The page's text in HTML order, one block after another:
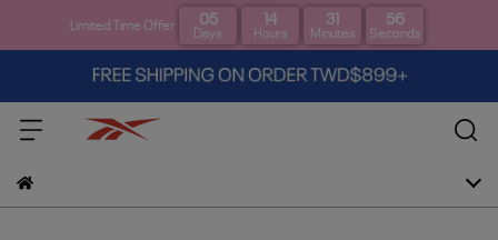
Limited Time Offer 05
Days
14
Hours
31
Minutes
55
Seconds